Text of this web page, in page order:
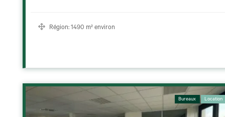
Région: 1490 m² environ
Location
Bureaux